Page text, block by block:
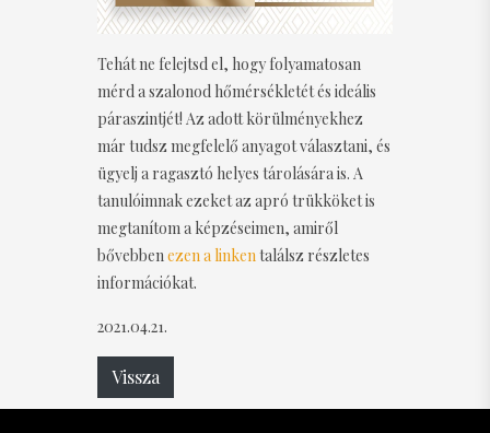
Tehát ne felejtsd el, hogy folyamatosan
mérd a szalonod hőmérsékletét és ideális
páraszintjét! Az adott körülményekhez
már tudsz megfelelő anyagot választani, és
ügyelj a ragasztó helyes tárolására is. A
tanulóimnak ezeket az apró trükköket is
megtanítom a képzéseimen, amiről
bővebbenezen a linkentalálsz részletes
információkat.
2021.04.21.
Vissza